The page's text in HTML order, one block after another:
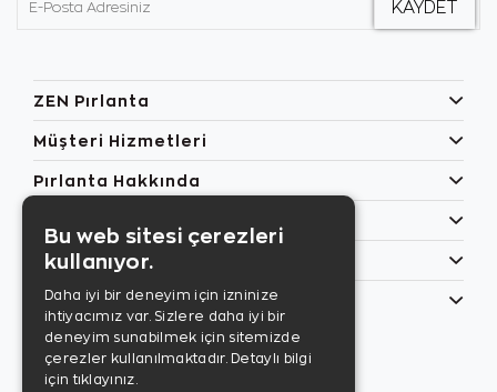
ZEN Pırlanta
Müşteri Hizmetleri
Pırlanta Hakkında
Özel Günler
Bilgilerim
Son sayıyı
Bu web sitesi çerezleri
kullanıyor.
Daha iyi bir deneyim için izninize
ihtiyacımız var. Sizlere daha iyi bir
deneyim sunabilmek için sitemizde
çerezler kullanılmaktadır. Detaylı bilgi
için tıklayınız.